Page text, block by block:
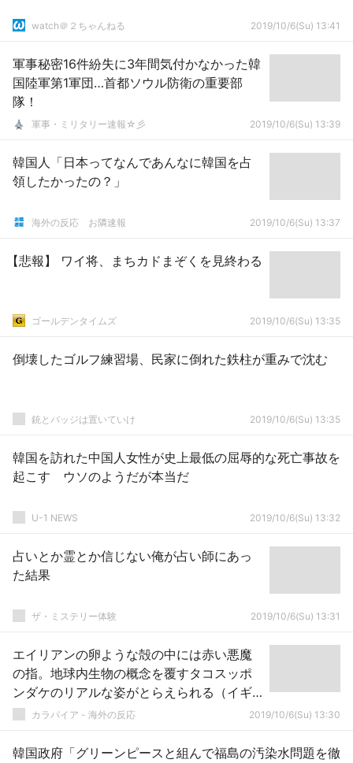
watch＠２ちゃんねる 2019/10/6(Su) 13:41
軍事秘密16件紛失に3年間気付かなかった韓
国陸軍第1軍団…首都ソウル防衛の重要部
隊！
軍事・ミリタリー速報☆彡 2019/10/6(Su) 13:39
韓国人「日本ってなんであんなに韓国を占
領したかったの？」
海外の反応 お隣速報 2019/10/6(Su) 13:37
【悲報】 ワイ将、まちカドまぞくを見終わる
ゴールデンタイムズ 2019/10/6(Su) 13:35
倒壊したゴルフ練習場、民家に倒れた鉄柱が重みで沈む
銃とバッジは置いていけ 2019/10/6(Su) 13:35
韓国を訪れた中国人女性が史上最低の屈辱的な死亡事故を
起こす ウソのようだが本当だ
U-1 NEWS 2019/10/6(Su) 13:32
占いとか霊とか信じない俺が占い師にあっ
た結果
ザ・ミステリー体験 2019/10/6(Su) 13:31
エイリアンの卵ような殻の中には赤い悪魔
の指。地球内生物の概念を覆すタコスッポ
ンダケのリアルな姿がとらえられる（イギ
リス）カラパイア - 海外の反応 2019/10/6(Su) 13:30
韓国政府「グリーンピースと組んで福島の汚染水問題を徹